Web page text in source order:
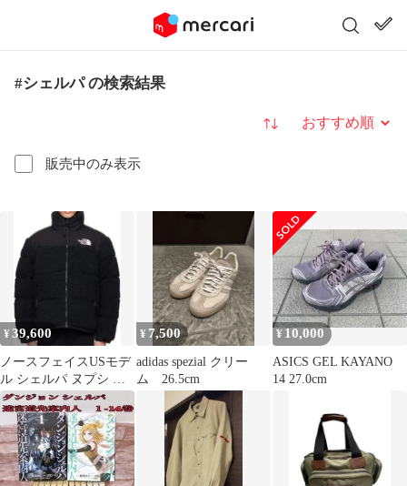
#シェルパ の検索結果
販売中のみ表示
並び替え
¥39,600
ノースフェイスUSモデ
ル シェルパ ヌプシ ダ
ウンジャケット XL日
本2XL相当
¥ 7,500
adidas spezial クリー
ム 26.5cm
¥ 10,000
ASICS GEL KAYANO
14 27.0cm